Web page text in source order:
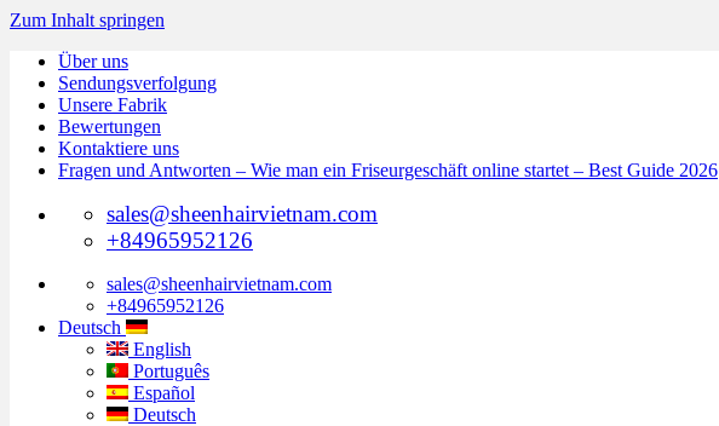
Zum Inhalt springen
Über uns
Sendungsverfolgung
Unsere Fabrik
Bewertungen
Kontaktiere uns
Fragen und Antworten – Wie man ein Friseurgeschäft online startet – Best Guide 2026
sales@sheenhairvietnam.com
+84965952126
sales@sheenhairvietnam.com
+84965952126
Deutsch
English
Português
Español
Deutsch